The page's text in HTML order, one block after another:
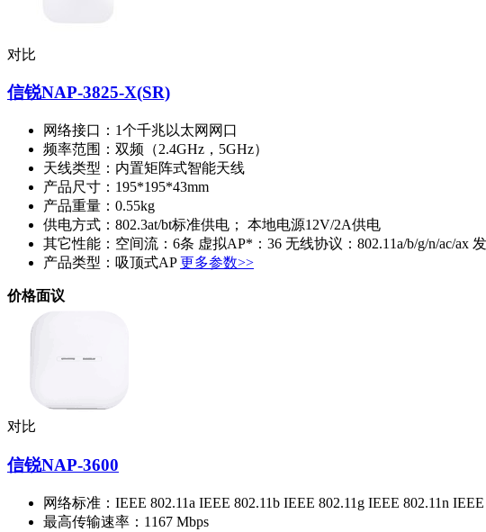
对比
信锐NAP-3825-X(SR)
网络接口： 1个千兆以太网网口
频率范围： 双频（2.4GHz，5GHz）
天线类型： 内置矩阵式智能天线
产品尺寸： 195*195*43mm
产品重量： 0.55kg
供电方式： 802.3at/bt标准供电； 本地电源12V/2A供电
其它性能： 空间流：6条 虚拟AP*：36 无线协议：802.11a/b/g/n/ac/ax
产品类型： 吸顶式AP更多参数>>
价格面议
对比
信锐NAP-3600
网络标准： IEEE 802.11a IEEE 802.11b IEEE 802.11g IEEE 802.11n IEEE
最高传输速率： 1167 Mbps